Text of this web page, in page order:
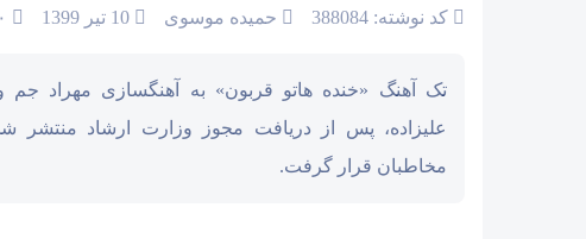
کد نوشته: 388084 حمیده موسوی ۰
تک آهنگ «خنده هاتو قربون» به آهنگسازی مهراد جم
علیزاده، پس از دریافت مجوز وزارت ارشاد
مخاطبان قرار گرفت.